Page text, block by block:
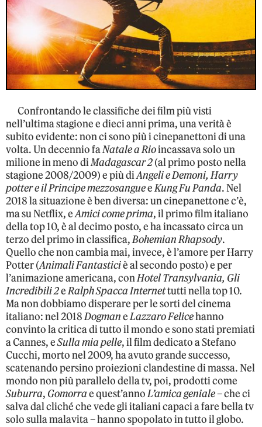
Confrontando le classifiche dei film più visti
nell’ultima stagione e dieci anni prima, una verità è
subito evidente: non ci sono più i cinepanettoni di una
volta. Un decennio faNatale a Rioincassava solo un
milione in meno diMadagascar 2(al primo posto nella
stagione 2008/2009) e più diAngeli e Demoni, Harry
potter e il Principe mezzosangueeKung Fu Panda. Nel
2018 la situazione è ben diversa: un cinepanettone c’è,
ma su Netflix, eAmici come prima, il primo film italiano
della top 10, è al decimo posto, e ha incassato circa un
terzo del primo in classifica,Bohemian Rhapsody.
Quello che non cambia mai, invece, è l’amore per Harry
Potter (Animali Fantasticiè al secondo posto) e per
l’animazione americana, conHotel Transylvania, Gli
Incredibili 2eRalph Spacca Internettutti nella top 10.
Ma non dobbiamo disperare per le sorti del cinema
italiano: nel 2018DogmaneLazzaro Felicehanno
convinto la critica di tutto il mondo e sono stati premiati
a Cannes, eSulla mia pelle, il film dedicato a Stefano
Cucchi, morto nel 2009, ha avuto grande successo,
scatenando persino proiezioni clandestine di massa. Nel
mondo non più parallelo della tv, poi, prodotti come
Suburra, Gomorrae quest’annoL’amica geniale– che ci
salva dal cliché che vede gli italiani capaci a fare bella tv
solo sulla malavita – hanno spopolato in tutto il globo.